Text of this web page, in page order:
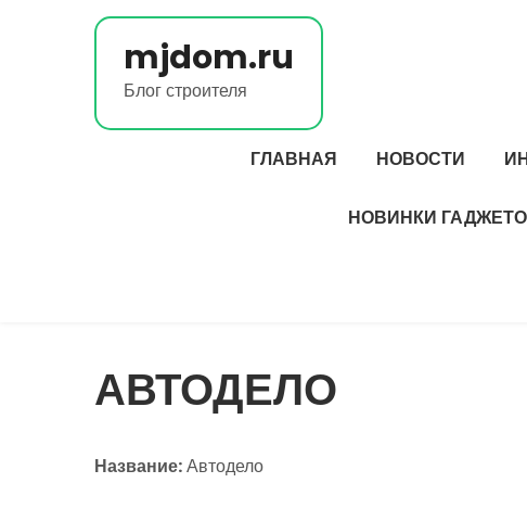
mjdom.ru
Блог строителя
ГЛАВНАЯ НОВОСТИ
НОВИНКИ
АВТОДЕЛО
Название:Автодело